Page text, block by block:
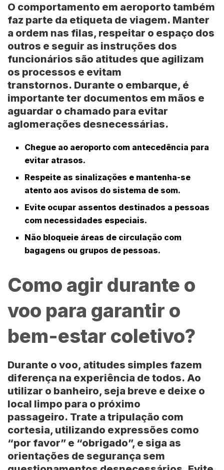
O comportamento em aeroporto também
faz parte da etiqueta de viagem. Manter
a ordem nas filas, respeitar o espaço dos
outros e seguir as instruções dos
funcionários são atitudes que agilizam
os processos e evitam
transtornos. Durante o embarque, é
importante ter documentos em mãos e
aguardar o chamado para evitar
aglomerações desnecessárias.
Chegue ao aeroporto com antecedência para
evitar atrasos.
Respeite as sinalizações e mantenha-se
atento aos avisos do sistema de som.
Evite ocupar assentos destinados a pessoas
com necessidades especiais.
Não bloqueie áreas de circulação com
bagagens ou grupos de pessoas.
Como agir durante o
voo para garantir o
bem-estar coletivo?
Durante o voo, atitudes simples fazem
diferença na experiência de todos. Ao
utilizar o banheiro, seja breve e deixe o
local limpo para o próximo
passageiro. Trate a tripulação com
cortesia, utilizando expressões como
“por favor” e “obrigado”, e siga as
orientações de segurança sem